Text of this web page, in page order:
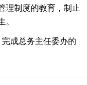
理制度的教育，制止
成总务主任委办的